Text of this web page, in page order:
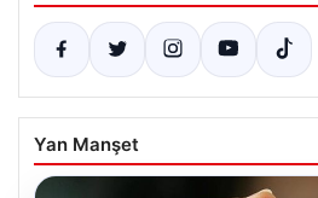
Yan Manşet